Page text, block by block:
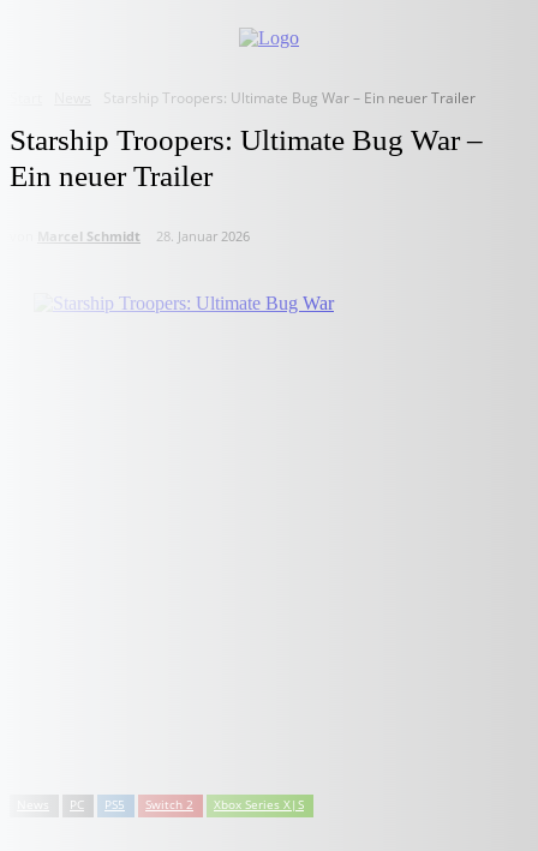
Starship Troopers: Ultimate Bug War – Ein neuer Trailer
Starship Troopers: Ultimate Bug War –
Ein neuer Trailer
Marcel Schmidt 28. Januar 2026
PC PS5 Switch 2 Xbox Series X|S